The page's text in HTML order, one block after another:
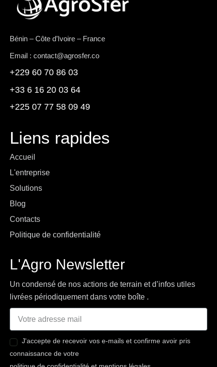
Bénin – Côte d’Ivoire – France
Email : contact@agrosfer.co
+229 60 70 86 03
+33 6 16 20 03 64
+225 07 77 58 09 49
Liens rapides
Accueil
L'entreprise
Solutions
Blog
Contacts
Politique de confidentialité
L'Agro Newsletter
Un condensé de nos actions de terrain et d’infos utiles
livrées périodiquement dans votre boîte .
J'accepte de recevoir vos e-mails et confirme avoir pris
connaissance de votre